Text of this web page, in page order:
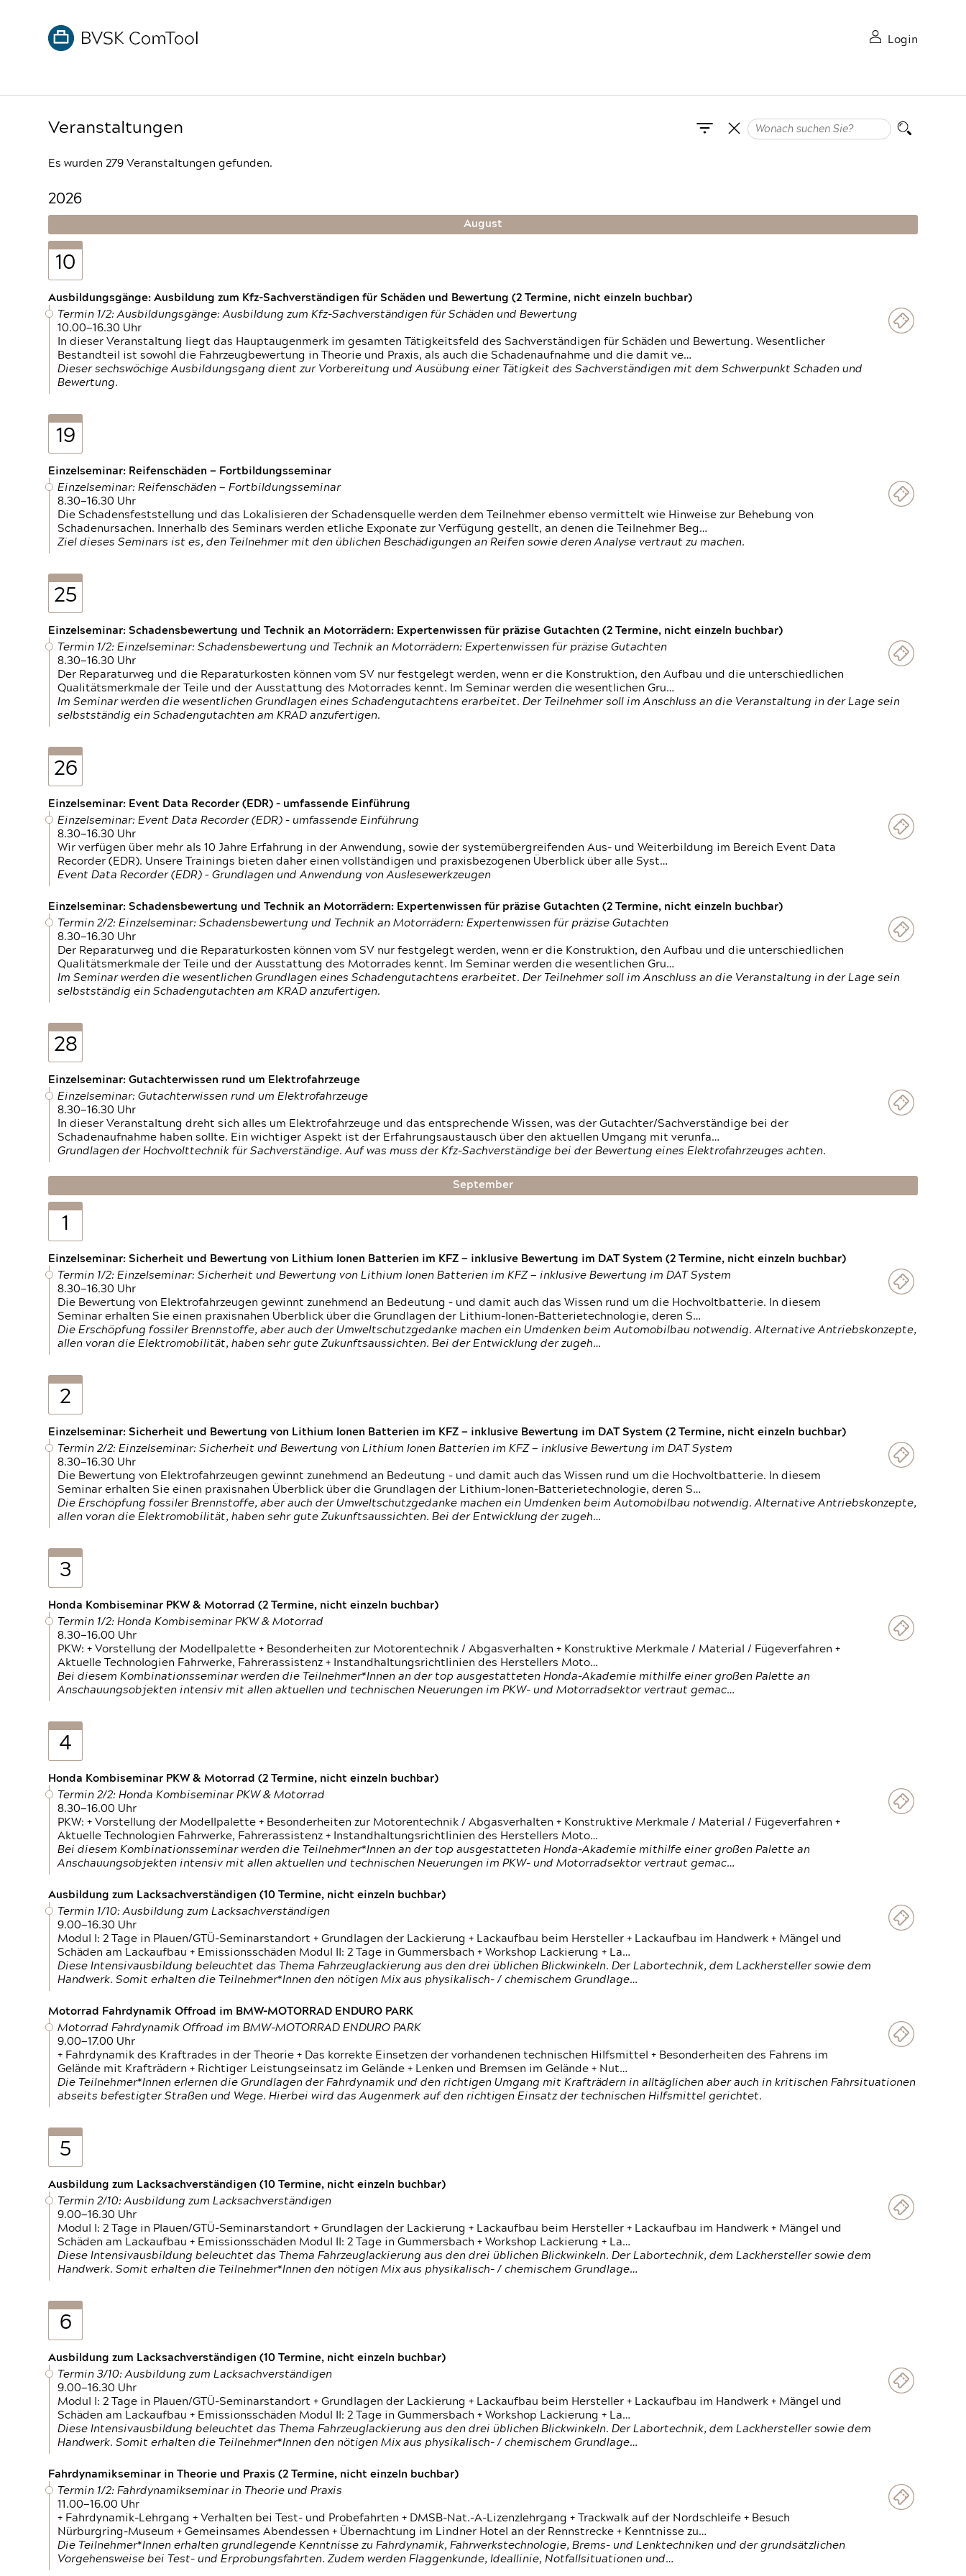
Login
Veranstaltungen
Es wurden 279 Veranstaltungen gefunden.
2026
August
10
Ausbildungsgänge: Ausbildung zum Kfz-Sachverständigen für Schäden und Bewertung (2 Termine, nicht einzeln buchbar)
Termin 1/2: Ausbildungsgänge: Ausbildung zum Kfz-Sachverständigen für Schäden und Bewertung
10.00—16.30 Uhr
In dieser Veranstaltung liegt das Hauptaugenmerk im gesamten Tätigkeitsfeld des Sachverständigen für Schäden und Bewertung. Wesentlicher
Bestandteil ist sowohl die Fahrzeugbewertung in Theorie und Praxis, als auch die Schadenaufnahme und die damit ve…
Dieser sechswöchige Ausbildungsgang dient zur Vorbereitung und Ausübung einer Tätigkeit des Sachverständigen mit dem Schwerpunkt Schaden und
Bewertung.
19
Einzelseminar: Reifenschäden — Fortbildungsseminar
Einzelseminar: Reifenschäden — Fortbildungsseminar
8.30—16.30 Uhr
Die Schadensfeststellung und das Lokalisieren der Schadensquelle werden dem Teilnehmer ebenso vermittelt wie Hinweise zur Behebung von
Schadenursachen. Innerhalb des Seminars werden etliche Exponate zur Verfügung gestellt, an denen die Teilnehmer Beg…
Ziel dieses Seminars ist es, den Teilnehmer mit den üblichen Beschädigungen an Reifen sowie deren Analyse vertraut zu machen.
25
Einzelseminar: Schadensbewertung und Technik an Motorrädern: Expertenwissen für präzise Gutachten (2 Termine, nicht einzeln buchbar)
Termin 1/2: Einzelseminar: Schadensbewertung und Technik an Motorrädern: Expertenwissen für präzise Gutachten
8.30—16.30 Uhr
Der Reparaturweg und die Reparaturkosten können vom SV nur festgelegt werden, wenn er die Konstruktion, den Aufbau und die unterschiedlichen
Qualitätsmerkmale der Teile und der Ausstattung des Motorrades kennt. Im Seminar werden die wesentlichen Gru…
Im Seminar werden die wesentlichen Grundlagen eines Schadengutachtens erarbeitet. Der Teilnehmer soll im Anschluss an die Veranstaltung in der Lage sein
selbstständig ein Schadengutachten am KRAD anzufertigen.
26
Einzelseminar: Event Data Recorder (EDR) – umfassende Einführung
Einzelseminar: Event Data Recorder (EDR) – umfassende Einführung
8.30—16.30 Uhr
Wir verfügen über mehr als 10 Jahre Erfahrung in der Anwendung, sowie der systemübergreifenden Aus- und Weiterbildung im Bereich Event Data
Recorder (EDR). Unsere Trainings bieten daher einen vollständigen und praxisbezogenen Überblick über alle Syst…
Event Data Recorder (EDR) – Grundlagen und Anwendung von Auslesewerkzeugen
Einzelseminar: Schadensbewertung und Technik an Motorrädern: Expertenwissen für präzise Gutachten (2 Termine, nicht einzeln buchbar)
Termin 2/2: Einzelseminar: Schadensbewertung und Technik an Motorrädern: Expertenwissen für präzise Gutachten
8.30—16.30 Uhr
Der Reparaturweg und die Reparaturkosten können vom SV nur festgelegt werden, wenn er die Konstruktion, den Aufbau und die unterschiedlichen
Qualitätsmerkmale der Teile und der Ausstattung des Motorrades kennt. Im Seminar werden die wesentlichen Gru…
Im Seminar werden die wesentlichen Grundlagen eines Schadengutachtens erarbeitet. Der Teilnehmer soll im Anschluss an die Veranstaltung in der Lage sein
selbstständig ein Schadengutachten am KRAD anzufertigen.
28
Einzelseminar: Gutachterwissen rund um Elektrofahrzeuge
Einzelseminar: Gutachterwissen rund um Elektrofahrzeuge
8.30—16.30 Uhr
In dieser Veranstaltung dreht sich alles um Elektrofahrzeuge und das entsprechende Wissen, was der Gutachter/Sachverständige bei der
Schadenaufnahme haben sollte. Ein wichtiger Aspekt ist der Erfahrungsaustausch über den aktuellen Umgang mit verunfa…
Grundlagen der Hochvolttechnik für Sachverständige. Auf was muss der Kfz-Sachverständige bei der Bewertung eines Elektrofahrzeuges achten.
September
1
Einzelseminar: Sicherheit und Bewertung von Lithium Ionen Batterien im KFZ — inklusive Bewertung im DAT System (2 Termine, nicht einzeln buchbar)
Termin 1/2: Einzelseminar: Sicherheit und Bewertung von Lithium Ionen Batterien im KFZ — inklusive Bewertung im DAT System
8.30—16.30 Uhr
Die Bewertung von Elektrofahrzeugen gewinnt zunehmend an Bedeutung – und damit auch das Wissen rund um die Hochvoltbatterie. In diesem
Seminar erhalten Sie einen praxisnahen Überblick über die Grundlagen der Lithium-Ionen-Batterietechnologie, deren S…
Die Erschöpfung fossiler Brennstoffe, aber auch der Umweltschutzgedanke machen ein Umdenken beim Automobilbau notwendig. Alternative Antriebskonzepte,
allen voran die Elektromobilität, haben sehr gute Zukunftsaussichten. Bei der Entwicklung der zugeh…
2
Einzelseminar: Sicherheit und Bewertung von Lithium Ionen Batterien im KFZ — inklusive Bewertung im DAT System (2 Termine, nicht einzeln buchbar)
Termin 2/2: Einzelseminar: Sicherheit und Bewertung von Lithium Ionen Batterien im KFZ — inklusive Bewertung im DAT System
8.30—16.30 Uhr
Die Bewertung von Elektrofahrzeugen gewinnt zunehmend an Bedeutung – und damit auch das Wissen rund um die Hochvoltbatterie. In diesem
Seminar erhalten Sie einen praxisnahen Überblick über die Grundlagen der Lithium-Ionen-Batterietechnologie, deren S…
Die Erschöpfung fossiler Brennstoffe, aber auch der Umweltschutzgedanke machen ein Umdenken beim Automobilbau notwendig. Alternative Antriebskonzepte,
allen voran die Elektromobilität, haben sehr gute Zukunftsaussichten. Bei der Entwicklung der zugeh…
3
Honda Kombiseminar PKW & Motorrad (2 Termine, nicht einzeln buchbar)
Termin 1/2: Honda Kombiseminar PKW & Motorrad
8.30—16.00 Uhr
PKW: + Vorstellung der Modellpalette + Besonderheiten zur Motorentechnik / Abgasverhalten + Konstruktive Merkmale / Material / Fügeverfahren +
Aktuelle Technologien Fahrwerke, Fahrerassistenz + Instandhaltungsrichtlinien des Herstellers Moto…
Bei diesem Kombinationsseminar werden die Teilnehmer*Innen an der top ausgestatteten Honda-Akademie mithilfe einer großen Palette an
Anschauungsobjekten intensiv mit allen aktuellen und technischen Neuerungen im PKW- und Motorradsektor vertraut gemac…
4
Honda Kombiseminar PKW & Motorrad (2 Termine, nicht einzeln buchbar)
Termin 2/2: Honda Kombiseminar PKW & Motorrad
8.30—16.00 Uhr
PKW: + Vorstellung der Modellpalette + Besonderheiten zur Motorentechnik / Abgasverhalten + Konstruktive Merkmale / Material / Fügeverfahren +
Aktuelle Technologien Fahrwerke, Fahrerassistenz + Instandhaltungsrichtlinien des Herstellers Moto…
Bei diesem Kombinationsseminar werden die Teilnehmer*Innen an der top ausgestatteten Honda-Akademie mithilfe einer großen Palette an
Anschauungsobjekten intensiv mit allen aktuellen und technischen Neuerungen im PKW- und Motorradsektor vertraut gemac…
Ausbildung zum Lacksachverständigen (10 Termine, nicht einzeln buchbar)
Termin 1/10: Ausbildung zum Lacksachverständigen
9.00—16.30 Uhr
Modul I: 2 Tage in Plauen/GTÜ-Seminarstandort + Grundlagen der Lackierung + Lackaufbau beim Hersteller + Lackaufbau im Handwerk + Mängel und
Schäden am Lackaufbau + Emissionsschäden Modul II: 2 Tage in Gummersbach + Workshop Lackierung + La…
Diese Intensivausbildung beleuchtet das Thema Fahrzeuglackierung aus den drei üblichen Blickwinkeln. Der Labortechnik, dem Lackhersteller sowie dem
Handwerk. Somit erhalten die Teilnehmer*Innen den nötigen Mix aus physikalisch- / chemischem Grundlage…
Motorrad Fahrdynamik Offroad im BMW-MOTORRAD ENDURO PARK
Motorrad Fahrdynamik Offroad im BMW-MOTORRAD ENDURO PARK
9.00—17.00 Uhr
+ Fahrdynamik des Kraftrades in der Theorie + Das korrekte Einsetzen der vorhandenen technischen Hilfsmittel + Besonderheiten des Fahrens im
Gelände mit Krafträdern + Richtiger Leistungseinsatz im Gelände + Lenken und Bremsen im Gelände + Nut…
Die Teilnehmer*Innen erlernen die Grundlagen der Fahrdynamik und den richtigen Umgang mit Krafträdern in alltäglichen aber auch in kritischen Fahrsituationen
abseits befestigter Straßen und Wege. Hierbei wird das Augenmerk auf den richtigen Einsatz der technischen Hilfsmittel gerichtet.
5
Ausbildung zum Lacksachverständigen (10 Termine, nicht einzeln buchbar)
Termin 2/10: Ausbildung zum Lacksachverständigen
9.00—16.30 Uhr
Modul I: 2 Tage in Plauen/GTÜ-Seminarstandort + Grundlagen der Lackierung + Lackaufbau beim Hersteller + Lackaufbau im Handwerk + Mängel und
Schäden am Lackaufbau + Emissionsschäden Modul II: 2 Tage in Gummersbach + Workshop Lackierung + La…
Diese Intensivausbildung beleuchtet das Thema Fahrzeuglackierung aus den drei üblichen Blickwinkeln. Der Labortechnik, dem Lackhersteller sowie dem
Handwerk. Somit erhalten die Teilnehmer*Innen den nötigen Mix aus physikalisch- / chemischem Grundlage…
6
Ausbildung zum Lacksachverständigen (10 Termine, nicht einzeln buchbar)
Termin 3/10: Ausbildung zum Lacksachverständigen
9.00—16.30 Uhr
Modul I: 2 Tage in Plauen/GTÜ-Seminarstandort + Grundlagen der Lackierung + Lackaufbau beim Hersteller + Lackaufbau im Handwerk + Mängel und
Schäden am Lackaufbau + Emissionsschäden Modul II: 2 Tage in Gummersbach + Workshop Lackierung + La…
Diese Intensivausbildung beleuchtet das Thema Fahrzeuglackierung aus den drei üblichen Blickwinkeln. Der Labortechnik, dem Lackhersteller sowie dem
Handwerk. Somit erhalten die Teilnehmer*Innen den nötigen Mix aus physikalisch- / chemischem Grundlage…
Fahrdynamikseminar in Theorie und Praxis (2 Termine, nicht einzeln buchbar)
Termin 1/2: Fahrdynamikseminar in Theorie und Praxis
11.00—16.00 Uhr
+ Fahrdynamik-Lehrgang + Verhalten bei Test- und Probefahrten + DMSB-Nat.-A-Lizenzlehrgang + Trackwalk auf der Nordschleife + Besuch
Nürburgring-Museum + Gemeinsames Abendessen + Übernachtung im Lindner Hotel an der Rennstrecke + Kenntnisse zu…
Die Teilnehmer*Innen erhalten grundlegende Kenntnisse zu Fahrdynamik, Fahrwerkstechnologie, Brems- und Lenktechniken und der grundsätzlichen
Vorgehensweise bei Test- und Erprobungsfahrten. Zudem werden Flaggenkunde, Ideallinie, Notfallsituationen und…